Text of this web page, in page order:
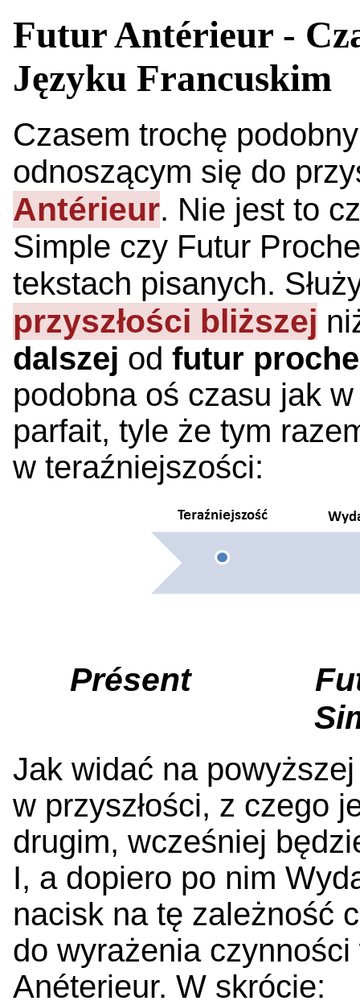
Futur Antérieur -
Języku Francuskim
Czasem trochę
odnoszącym się do
Antérieur. Nie jest to
Simple czy Futur
tekstach pisanych.
przyszłości bliższej
dalszej od futur proche
podobna oś czasu jak
parfait, tyle że tym
w teraźniejszości:
Présent
Jak widać na
w przyszłości, z czego
drugim, wcześniej
I, a dopiero po nim
nacisk na tę zależność
do wyrażenia
Anéterieur. W skrócie: